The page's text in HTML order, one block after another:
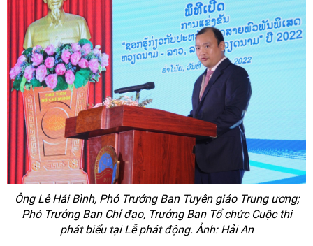
Ông Lê Hải Bình, Phó Trưởng Ban Tuyên giáo Trung ương;
Phó Trưởng Ban Chỉ đạo, Trưởng Ban Tổ chức Cuộc thi
phát biểu tại Lễ phát động. Ảnh: Hải An